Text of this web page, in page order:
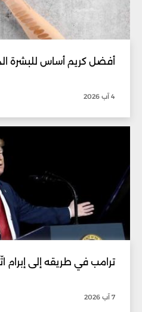
أفضل كريم أساس للبشرة
4 آب 2026
ترامب في طريقه إلى إبرام
7 آب 2026